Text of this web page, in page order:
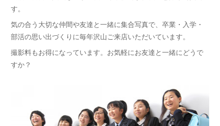
す。
気の合う大切な仲間や友達と一緒に集合写真で、卒業・入学・
部活の思い出づくりに毎年沢山ご来店いただいています。
撮影料もお得になっています。お気軽にお友達と一緒にどうで
すか？